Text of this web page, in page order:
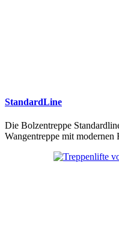
StandardLine
Die Bolzentreppe
Wangentreppe mit modernen